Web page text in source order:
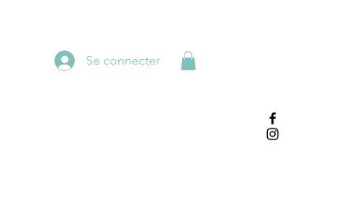
Se connecter